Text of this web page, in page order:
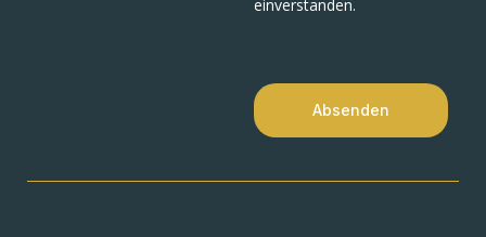
einverstanden.
Absenden